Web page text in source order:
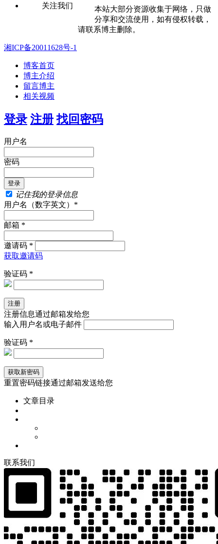
关注我们
本站大部分资源收集于网络，只做
分享和交流使用，如有侵权转载，
请联系博主删除。
湘ICP备20011628号-1
博客首页
博主介绍
留言博主
相关视频
登录 注册 找回密码
用户名
密码
记住我的登录信息
用户名（数字英文）*
邮箱 *
邀请码 *
获取邀请码
验证码 *
注册信息通过邮箱发给您
输入用户名或电子邮件
验证码 *
重置密码链接通过邮箱发送给您
文章目录
联系我们